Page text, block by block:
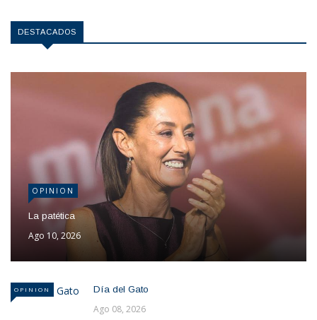
DESTACADOS
OPINION
La patética
Ago 10, 2026
OPINION Día del Gato
Ago 08, 2026